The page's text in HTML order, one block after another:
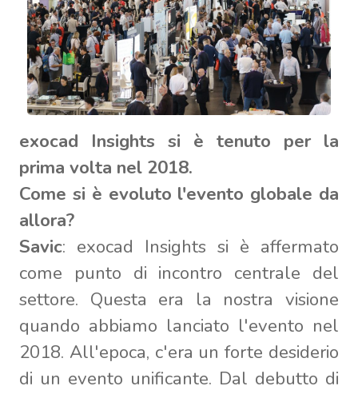
exocad Insights si è tenuto per la
prima volta nel 2018.
Come si è evoluto l'evento globale da
allora?
Savic: exocad Insights si è affermato
come punto di incontro centrale del
settore. Questa era la nostra visione
quando abbiamo lanciato l'evento nel
2018. All'epoca, c'era un forte desiderio
di un evento unificante. Dal debutto di